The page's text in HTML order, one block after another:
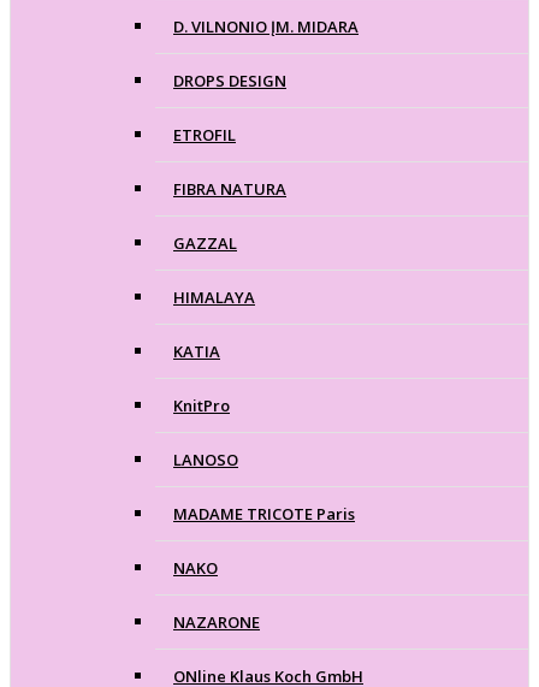
D. VILNONIO ĮM. MIDARA
DROPS DESIGN
ETROFIL
FIBRA NATURA
GAZZAL
HIMALAYA
KATIA
KnitPro
LANOSO
MADAME TRICOTE Paris
NAKO
NAZARONE
ONline Klaus Koch GmbH